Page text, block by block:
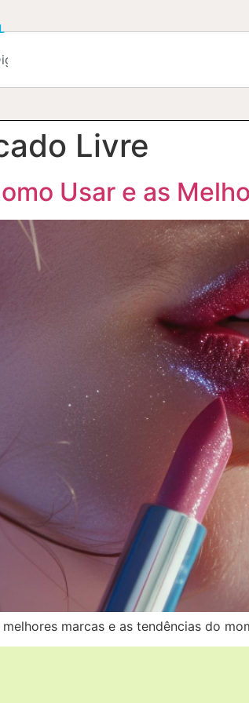
Livre
Usar e as
marcas e as tendências do